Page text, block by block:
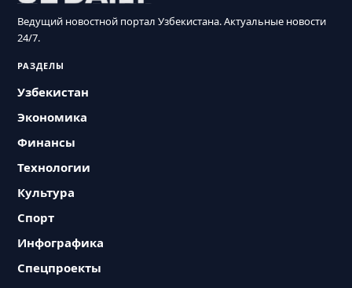
Ведущий новостной портал Узбекистана. Актуальные новости
24/7.
РАЗДЕЛЫ
Узбекистан
Экономика
Финансы
Технологии
Культура
Спорт
Инфографика
Спецпроекты